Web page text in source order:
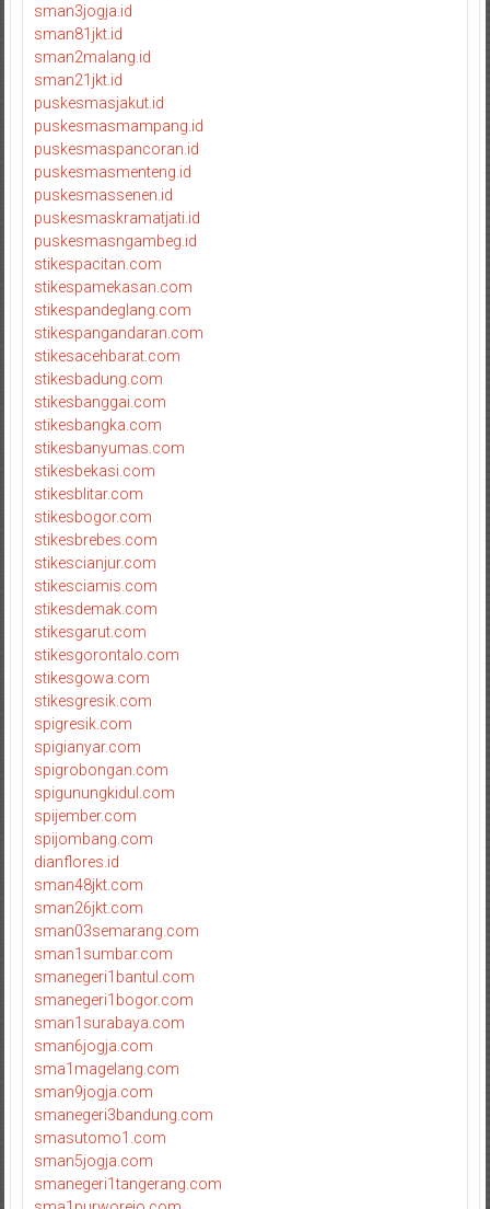
sman3jogja.id
sman81jkt.id
sman2malang.id
sman21jkt.id
puskesmasjakut.id
puskesmasmampang.id
puskesmaspancoran.id
puskesmasmenteng.id
puskesmassenen.id
puskesmaskramatjati.id
puskesmasngambeg.id
stikespacitan.com
stikespamekasan.com
stikespandeglang.com
stikespangandaran.com
stikesacehbarat.com
stikesbadung.com
stikesbanggai.com
stikesbangka.com
stikesbanyumas.com
stikesbekasi.com
stikesblitar.com
stikesbogor.com
stikesbrebes.com
stikescianjur.com
stikesciamis.com
stikesdemak.com
stikesgarut.com
stikesgorontalo.com
stikesgowa.com
stikesgresik.com
spigresik.com
spigianyar.com
spigrobongan.com
spigunungkidul.com
spijember.com
spijombang.com
dianflores.id
sman48jkt.com
sman26jkt.com
sman03semarang.com
sman1sumbar.com
smanegeri1bantul.com
smanegeri1bogor.com
sman1surabaya.com
sman6jogja.com
sma1magelang.com
sman9jogja.com
smanegeri3bandung.com
smasutomo1.com
sman5jogja.com
smanegeri1tangerang.com